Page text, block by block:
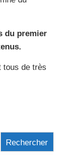
du premier
tous de très
Rechercher